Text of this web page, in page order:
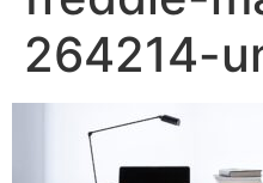
264214-